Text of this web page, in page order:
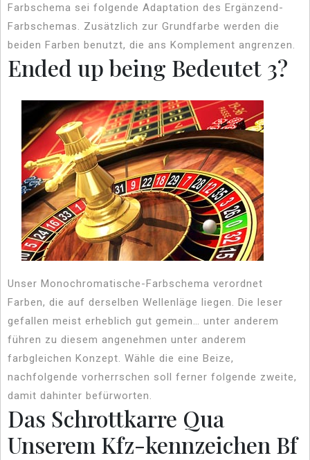
Farbschema sei folgende Adaptation des Ergänzend-
Farbschemas. Zusätzlich zur Grundfarbe werden die
beiden Farben benutzt, die ans Komplement angrenzen.
Ended up being Bedeutet 3?
Unser Monochromatische-Farbschema verordnet
Farben, die auf derselben Wellenläge liegen. Die leser
gefallen meist erheblich gut gemein… unter anderem
führen zu diesem angenehmen unter anderem
farbgleichen Konzept. Wähle die eine Beize,
nachfolgende vorherrschen soll ferner folgende zweite,
damit dahinter befürworten.
Das Schrottkarre Qua
Unserem Kfz-kennzeichen Bf